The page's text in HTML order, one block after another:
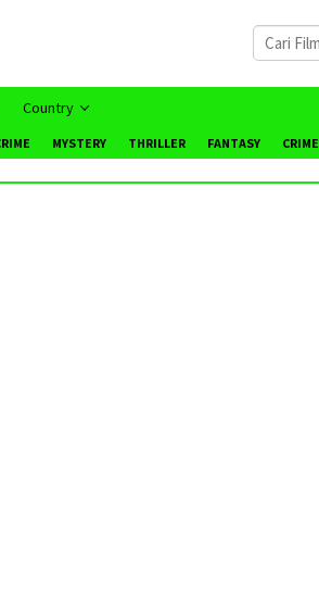
Country
MYSTERY THRILLER FANTASY CRIME